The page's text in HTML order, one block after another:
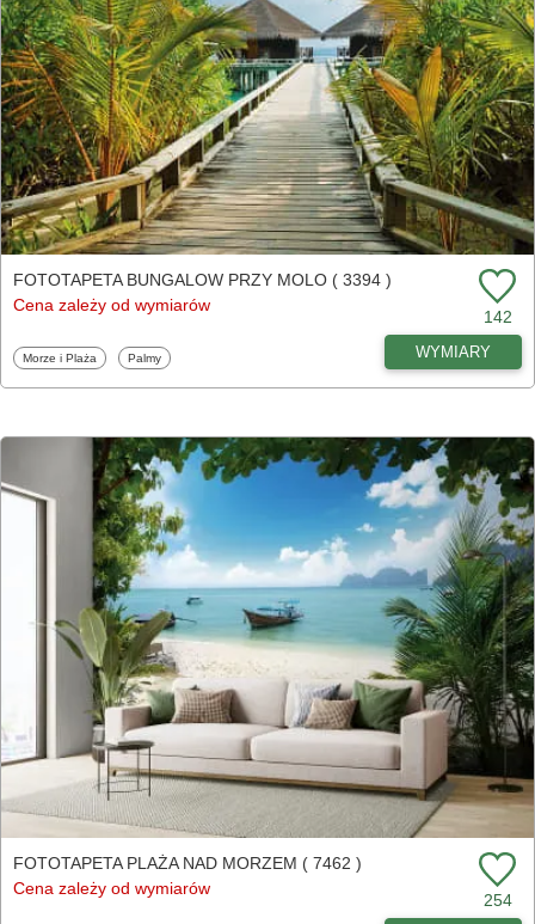
FOTOTAPETA BUNGALOW PRZY MOLO ( 3394 )
Cena zależy od wymiarów
142
Fototapety
Morze i Plaża Fototapety
Palmy WYMIARY
FOTOTAPETA PLAŻA NAD MORZEM ( 7462 )
Cena zależy od wymiarów
254